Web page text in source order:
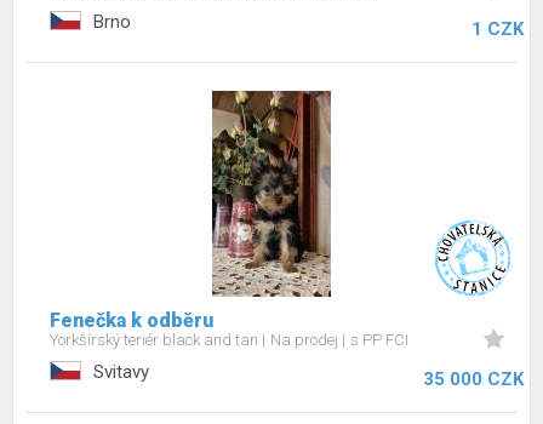
Brno 1 CZK
Fenečka k odběru
Yorkšírský teriér black and tan Na prodej s PP FCI
Svitavy 35 000 CZK